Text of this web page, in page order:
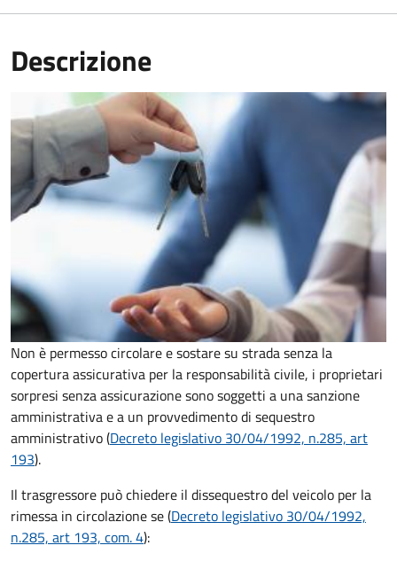
Descrizione
Non è permesso circolare e sostare su strada senza la
copertura assicurativa per la responsabilità civile, i proprietari
sorpresi senza assicurazione sono soggetti a una sanzione
amministrativa e a un provvedimento di sequestro
amministrativo (Decreto legislativo 30/04/1992, n.285, art
193).
Il trasgressore può chiedere il dissequestro del veicolo per la
rimessa in circolazione se (Decreto legislativo 30/04/1992,
n.285, art 193, com. 4):